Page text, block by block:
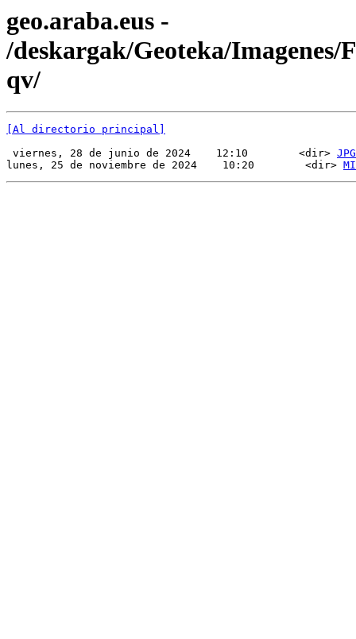
geo.araba.eus -
/deskargak/Geoteka/Imagenes/
qv/
[Al directorio principal]
viernes, 28 de junio de 2024    12:10        <dir> JPG
lunes, 25 de noviembre de 2024    10:20        <dir>